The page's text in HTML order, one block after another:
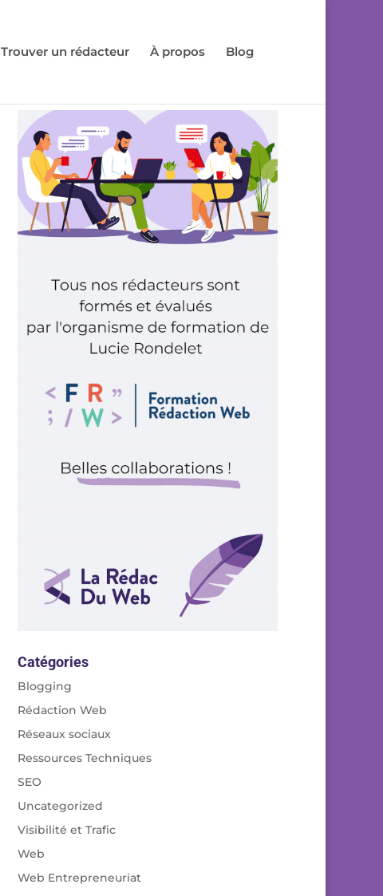
Trouver un rédacteur À propos Blog
Catégories
Blogging
Rédaction Web
Réseaux sociaux
Ressources Techniques
SEO
Uncategorized
Visibilité et Trafic
Web
Web Entrepreneuriat